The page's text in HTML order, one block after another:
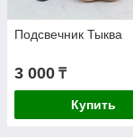
Подсвечник Тыква
3 000 ₸
Купить